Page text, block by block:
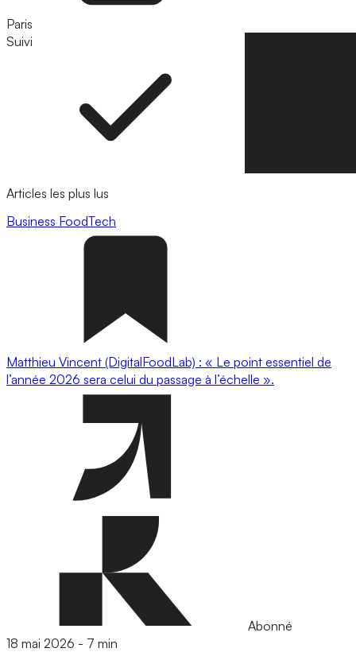
Paris
Suivi
Articles les plus lus
Business FoodTech
Matthieu Vincent (DigitalFoodLab) : « Le point essentiel de
l’année 2026 sera celui du passage à l’échelle ».
Abonné
18 mai 2026 - 7 min